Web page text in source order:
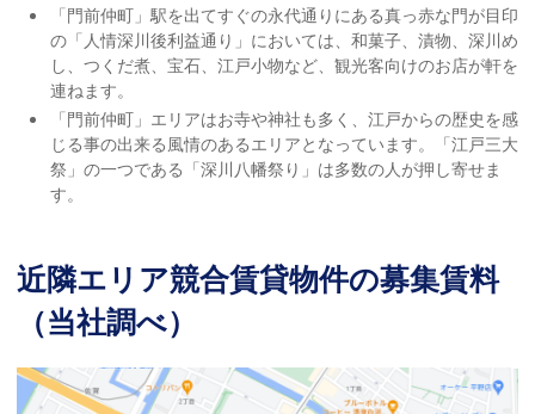
「門前仲町」駅を出てすぐの永代通りにある真っ赤な門が目印
の「人情深川後利益通り」においては、和菓子、漬物、深川め
し、つくだ煮、宝石、江戸小物など、観光客向けのお店が軒を
連ねます。
「門前仲町」エリアはお寺や神社も多く、江戸からの歴史を感
じる事の出来る風情のあるエリアとなっています。「江戸三大
祭」の一つである「深川八幡祭り」は多数の人が押し寄せま
す。
近隣エリア競合賃貸物件の募集賃料
（当社調べ）